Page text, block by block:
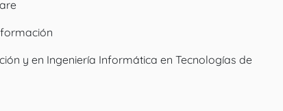
y en Ingeniería Informática en Tecnologías de